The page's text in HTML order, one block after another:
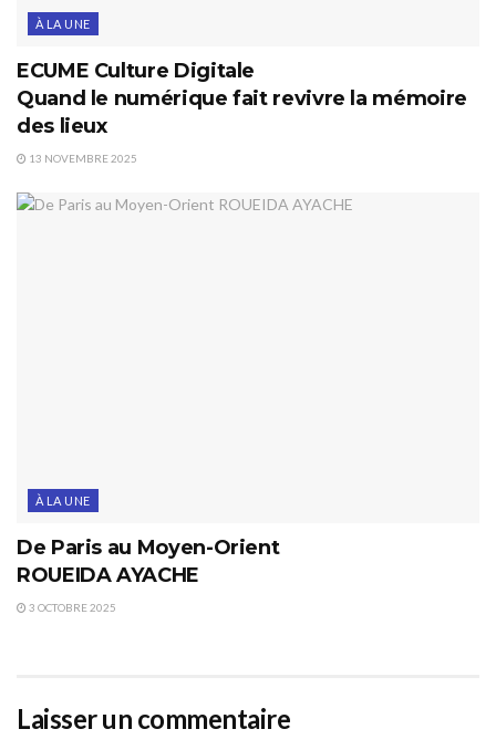
À LA UNE
ECUME Culture Digitale
Quand le numérique fait revivre la mémoire
des lieux
13 NOVEMBRE 2025
À LA UNE
De Paris au Moyen-Orient
ROUEIDA AYACHE
3 OCTOBRE 2025
Laisser un commentaire